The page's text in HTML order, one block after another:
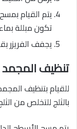
يتم القيام
تكون مبللة
يجفف الفريزر
تنظيف المجمد
للقيام بتنظيف
بالثلج للتخلص من